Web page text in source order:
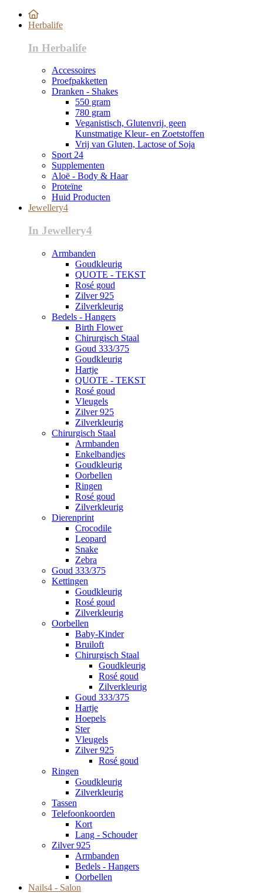
Herbalife
In Herbalife
Accessoires
Proefpakketten
Dranken - Shakes
550 gram
780 gram
Veganistisch, Glutenvrij, geen
Kunstmatige Kleur- en Zoetstoffen
Vrij van Gluten, Lactose of Soja
Sport 24
Supplementen
Aloë - Body & Haar
Proteïne
Huid Producten
Jewellery4
In Jewellery4
Armbanden
Goudkleurig
QUOTE - TEKST
Rosé goud
Zilver 925
Zilverkleurig
Bedels - Hangers
Birth Flower
Chirurgisch Staal
Goud 333/375
Goudkleurig
Hartje
QUOTE - TEKST
Rosé goud
Vleugels
Zilver 925
Zilverkleurig
Chirurgisch Staal
Armbanden
Enkelbandjes
Goudkleurig
Oorbellen
Ringen
Rosé goud
Zilverkleurig
Dierenprint
Crocodile
Leopard
Snake
Zebra
Goud 333/375
Kettingen
Goudkleurig
Rosé goud
Zilverkleurig
Oorbellen
Baby-Kinder
Bruiloft
Chirurgisch Staal
Goudkleurig
Rosé goud
Zilverkleurig
Goud 333/375
Hartje
Hoepels
Ster
Vleugels
Zilver 925
Rosé goud
Ringen
Goudkleurig
Zilverkleurig
Tassen
Telefoonkoorden
Kort
Lang - Schouder
Zilver 925
Armbanden
Bedels - Hangers
Oorbellen
Nails4 - Salon